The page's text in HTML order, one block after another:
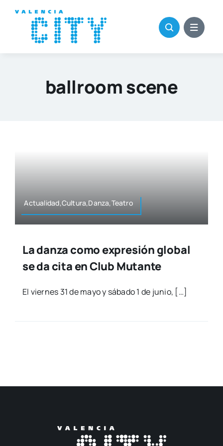
contenido
ballroom scene
Actualidad,Cultura,Danza,Teatro
La danza como expresión global
se da cita en Club Mutante
El vier­nes 31 de mayo y sába­do 1 de junio, […]